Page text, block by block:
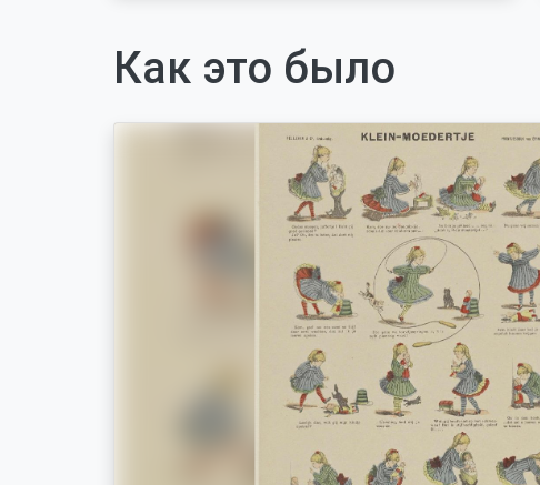
Как это было